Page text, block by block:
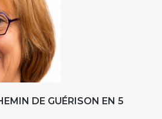
DE GUÉRISON EN 5